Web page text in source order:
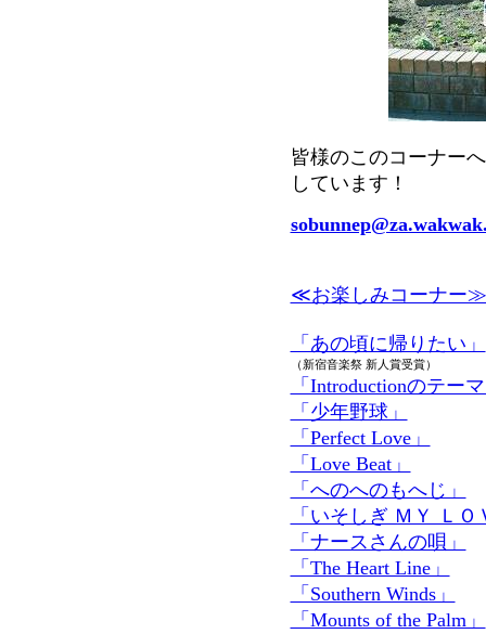
皆様のこのコーナー
しています！
≪お楽しみコーナー
「あの頃に帰りたい」
（新宿音楽祭 新人賞受賞）
「Introductionのテー
「少年野球」
「Perfect Love」
「Love Beat」
「へのへのもへじ」
「いそしぎ ＭＹ ＬＯ
「ナースさんの唄」
「The Heart Line」
「Southern Winds」
「Mounts of the Palm」